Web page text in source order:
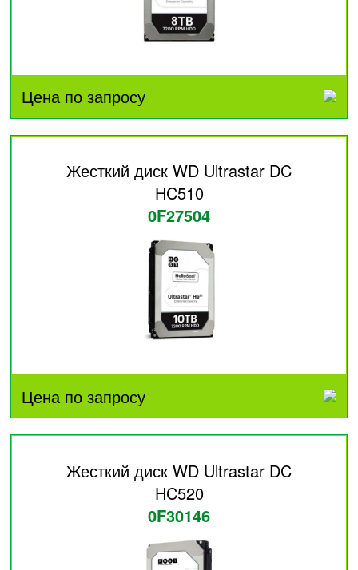
Цена по запросу
Жесткий диск WD Ultrastar DC
HC510
0F27504
Цена по запросу
Жесткий диск WD Ultrastar DC
HC520
0F30146